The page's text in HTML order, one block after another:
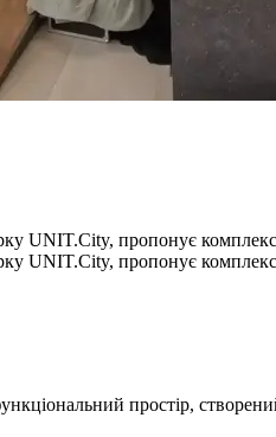
UNIT.City, пропонує
UNIT.City, пропонує
простір,